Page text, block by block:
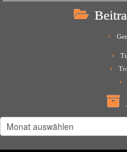
Archiv